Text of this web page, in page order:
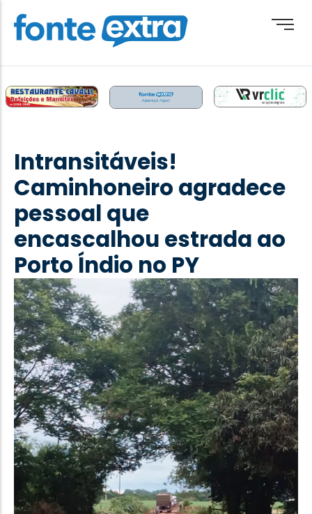
Destaque
Esporte
Geral
Obituário
Paraguai
Paraná
Política
Santa Helena e Região
Saúde e Bem-Estar
Intransitáveis!
Caminhoneiro agradece
pessoal que
encascalhou estrada ao
Porto Índio no PY